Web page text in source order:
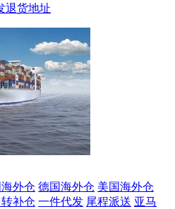
退货地址
外仓 德国海外仓 美国海外仓
补仓 一件代发 尾程派送 亚马